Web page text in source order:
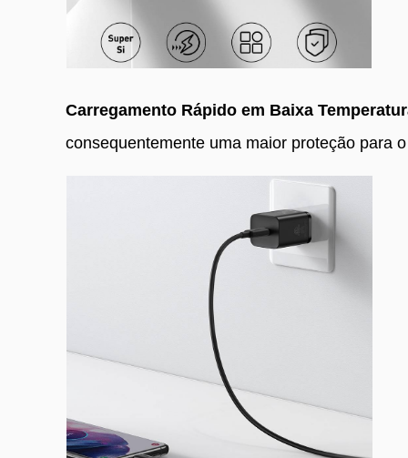
Carregamento Rápido em Baixa
consequentemente uma maior proteção para